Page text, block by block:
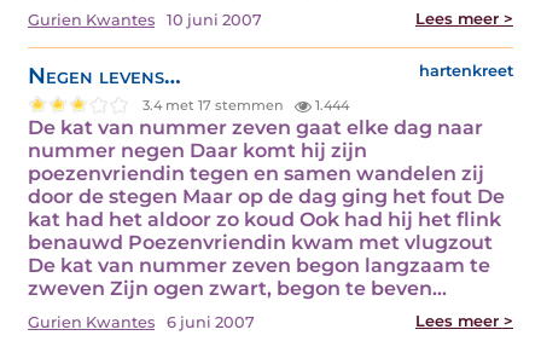
Gurien Kwantes 10 juni 2007 Lees meer >
Negen levens… hartenkreet
3.4 met 17 stemmen 1.444
De kat van nummer zeven gaat elke dag naar
nummer negen Daar komt hij zijn
poezenvriendin tegen en samen wandelen zij
door de stegen Maar op de dag ging het fout De
kat had het aldoor zo koud Ook had hij het flink
benauwd Poezenvriendin kwam met vlugzout
De kat van nummer zeven begon langzaam te
zweven Zijn ogen zwart, begon te beven…
Gurien Kwantes 6 juni 2007 Lees meer >